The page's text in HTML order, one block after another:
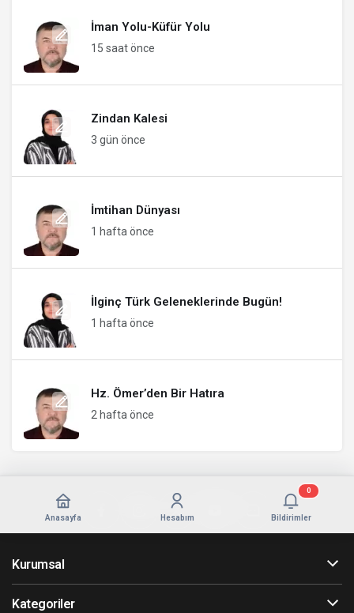
İman Yolu-Küfür Yolu
15 saat önce
Zindan Kalesi
3 gün önce
İmtihan Dünyası
1 hafta önce
İlginç Türk Geleneklerinde Bugün!
1 hafta önce
Hz. Ömer’den Bir Hatıra
2 hafta önce
Anasayfa Hesabım Bildirimler
0
Kurumsal
Kategoriler